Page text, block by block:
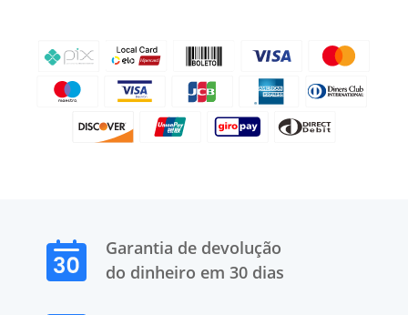
Garantia de devolução
do dinheiro em 30 dias